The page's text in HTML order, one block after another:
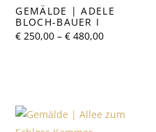
GEMÄLDE | ADELE
BLOCH-BAUER I
€ 250,00 –€ 480,00